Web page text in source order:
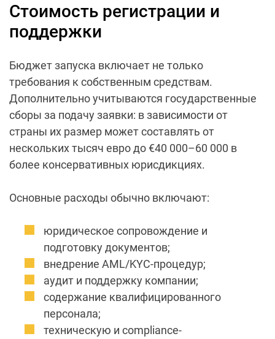
Стоимость регистрации и
поддержки
Бюджет запуска включает не только
требования к собственным средствам.
Дополнительно учитываются государственные
сборы за подачу заявки: в зависимости от
страны их размер может составлять от
нескольких тысяч евро до €40 000–60 000 в
более консервативных юрисдикциях.
Основные расходы обычно включают:
юридическое сопровождение и
подготовку документов;
внедрение AML/KYC-процедур;
аудит и поддержку компании;
содержание квалифицированного
персонала;
техническую и compliance-